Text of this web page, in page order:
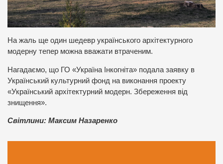
На жаль ще один шедевр українського архітектурного
модерну тепер можна вважати втраченим.
Нагадаємо, що ГО «Україна Інкогніта» подала заявку в
Український культурний фонд на виконання проекту
«Український архітектурний модерн. Збереження від
знищення».
Світлини: Максим Назаренко